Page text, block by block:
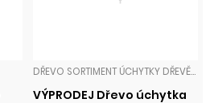
DŘEVO SORTIMENT ÚCHYTKY DŘEVĚNÉ
VÝPRODEJ Dřevo úchytka